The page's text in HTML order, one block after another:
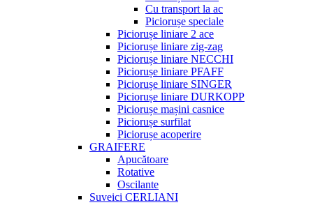
Cu transport la ac
Piciorușe speciale
Piciorușe liniare 2 ace
Piciorușe liniare zig-zag
Piciorușe liniare NECCHI
Piciorușe liniare PFAFF
Piciorușe liniare SINGER
Piciorușe liniare DURKOPP
Piciorușe mașini casnice
Piciorușe surfilat
Piciorușe acoperire
GRAIFERE
Apucătoare
Rotative
Oscilante
Suveici CERLIANI